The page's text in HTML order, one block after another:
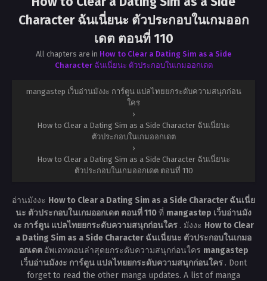
Character ฉันเนี่ยนะ ตัวประกอบในเกมออก
เดต ตอนที่ 110
All chapters are in How to Clear a Dating Sim as a Side
Character ฉันเนี่ยนะ ตัวประกอบในเกมออกเดต
mangastep เว็บอ่านมังงะ การ์ตูน แปลไทยยกระดับความสนุกก่อน
ใคร
›
How to Clear a Dating Sim as a Side Character ฉันเนี่ยนะ
ตัวประกอบในเกมออกเดต
›
How to Clear a Dating Sim as a Side Character ฉันเนี่ยนะ
ตัวประกอบในเกมออกเดต ตอนที่ 110
อ่านมังงะ How to Clear a Dating Sim as a Side Character ฉันเนี่ย
นะ ตัวประกอบในเกมออกเดต ตอนที่ 110ที่ mangastep เว็บอ่านมัง
งะ การ์ตูน แปลไทยยกระดับความสนุกก่อนใคร . มังงะ How to Clear
a Dating Sim as a Side Character ฉันเนี่ยนะ ตัวประกอบในเกมอ
อกเดต อัพเดทตอนล่าสุดยกระดับความสนุกก่อนใคร mangastep
เว็บอ่านมังงะ การ์ตูน แปลไทยยกระดับความสนุกก่อนใคร . Dont
forget to read the other manga updates. A list of manga